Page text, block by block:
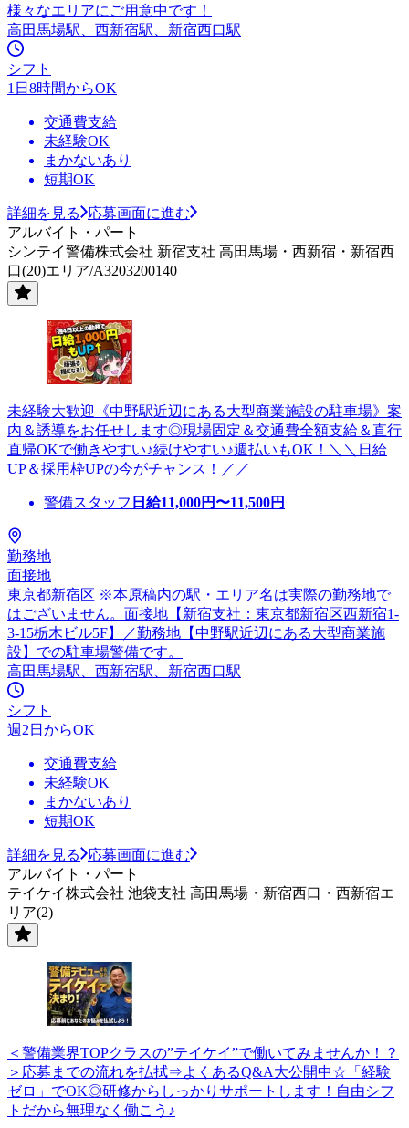
様々なエリアにご用意中です！
高田馬場駅、西新宿駅、新宿西口駅
シフト
1日8時間からOK
交通費支給
未経験OK
まかないあり
短期OK
詳細を見る
応募画面に進む
アルバイト・パート
シンテイ警備株式会社 新宿支社 高田馬場・西新宿・新宿西
口(20)エリア/A3203200140
未経験大歓迎《中野駅近辺にある大型商業施設の駐車場》案
内＆誘導をお任せします◎現場固定＆交通費全額支給＆直行
直帰OKで働きやすい♪続けやすい♪週払いもOK！＼＼日給
UP＆採用枠UPの今がチャンス！／／
警備スタッフ 日給11,000円〜11,500円
勤務地
面接地
東京都新宿区 ※本原稿内の駅・エリア名は実際の勤務地で
はございません。面接地【新宿支社：東京都新宿区西新宿1-
3-15栃木ビル5F】／勤務地【中野駅近辺にある大型商業施
設】での駐車場警備です。
高田馬場駅、西新宿駅、新宿西口駅
シフト
週2日からOK
交通費支給
未経験OK
まかないあり
短期OK
詳細を見る
応募画面に進む
アルバイト・パート
テイケイ株式会社 池袋支社 高田馬場・新宿西口・西新宿エ
リア(2)
＜警備業界TOPクラスの”テイケイ”で働いてみませんか！？
＞応募までの流れを払拭⇒よくあるQ&A大公開中☆「経験
ゼロ」でOK◎研修からしっかりサポートします！自由シフ
トだから無理なく働こう♪